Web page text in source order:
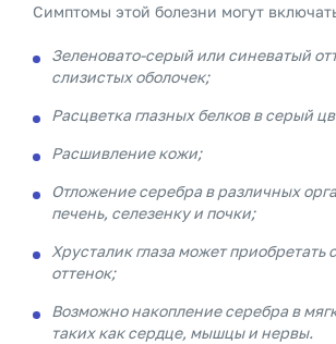
Симптомы этой болезни могут
Зеленовато-серый или синеватый
слизистых оболочек;
Расцветка глазных белков в серый
Расшивление кожи;
Отложение серебра в различных
печень, селезенку и почки;
Хрусталик глаза может приобретать
оттенок;
Возможно накопление серебра в
таких как сердце, мышцы и нервы.